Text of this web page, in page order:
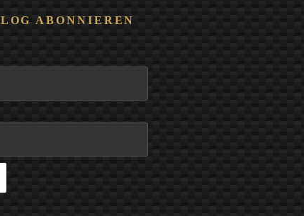
ABONNIEREN